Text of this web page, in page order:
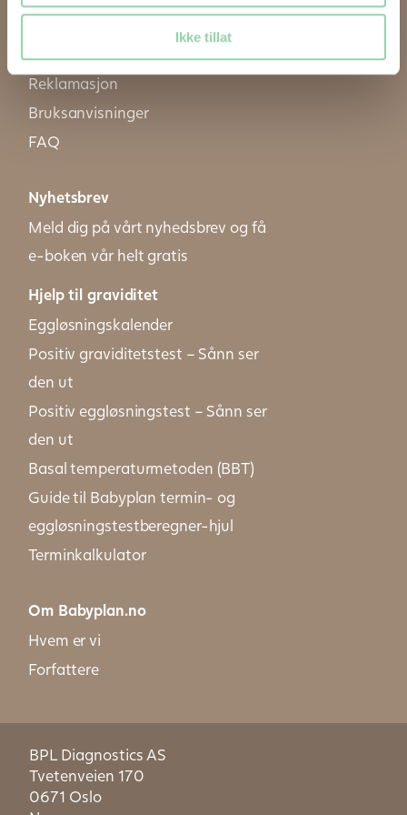
Ikke tillat
Retur og angrerett
Reklamasjon
Bruksanvisninger
FAQ
Nyhetsbrev
Meld dig på vårt nyhedsbrev og få
e-boken vår helt gratis
Hjelp til graviditet
Eggløsningskalender
Positiv graviditetstest – Sånn ser
den ut
Positiv eggløsningstest – Sånn ser
den ut
Basal temperaturmetoden (BBT)
Guide til Babyplan termin- og
eggløsningstestberegner-hjul
Terminkalkulator
Om Babyplan.no
Hvem er vi
Forfattere
BPL Diagnostics AS
Tvetenveien 170
0671 Oslo